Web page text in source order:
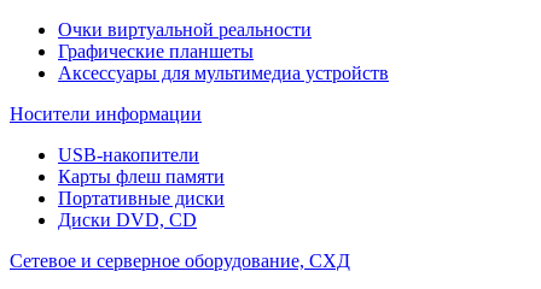
Очки виртуальной реальности
Графические планшеты
Аксессуары для мультимедиа устройств
Носители информации
USB-накопители
Карты флеш памяти
Портативные диски
Диски DVD, CD
Сетевое и серверное оборудование, СХД